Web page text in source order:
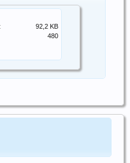
92,2 KB
480